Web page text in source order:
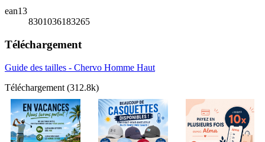
ean13
8301036183265
Téléchargement
Guide des tailles - Chervo Homme Haut
Téléchargement (312.8k)